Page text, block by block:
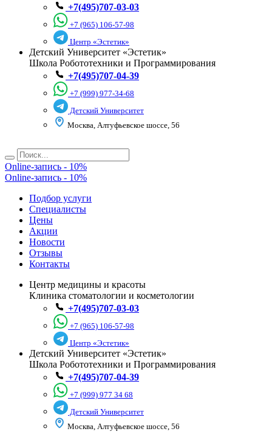
+7(495)707-03-03
+7 (965) 106-57-98
Центр «Эстетик»
Детский Университет «Эстетик»
Школа Робототехники и Программирования
+7(495)707-04-39
+7 (999) 977-34-68
Детский Университет
Москва, Алтуфьевское шоссе, 56
🧴Месяц красоты в косметологии
🔥Скидки на популярные процедуры
💆‍♀️Лазер, RF-лифтинг, пилинги и уход
⚡Удаление волос, новообразований
До 31 августа!
Смотреть все акции
Online-запись - 10%
Online-запись - 10%
Подбор услуги
Специалисты
Цены
Акции
Новости
Отзывы
Контакты
Центр медицины и красоты
Клиника стоматологии и косметологии
+7(495)707-03-03
+7 (965) 106-57-98
Центр «Эстетик»
Детский Университет «Эстетик»
Школа Робототехники и Программирования
+7(495)707-04-39
+7 (999) 977 34 68
Детский Университет
Москва, Алтуфьевское шоссе, 56